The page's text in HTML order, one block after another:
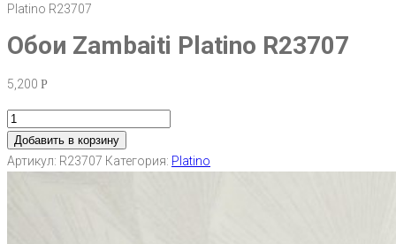
Platino R23707
Обои Zambaiti Platino R23707
5,200 Р
Добавить в корзину
Артикул: R23707 Категория: Platino